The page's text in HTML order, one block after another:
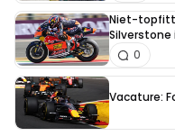
Niet-
0
Vacature: